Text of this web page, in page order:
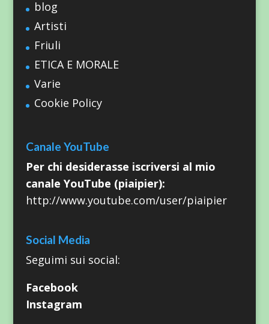
blog
Artisti
Friuli
ETICA E MORALE
Varie
Cookie Policy
Canale YouTube
Per chi desiderasse iscriversi al mio
canale YouTube (piaipier):
http://www.youtube.com/user/piaipier
Social Media
Seguimi sui social:
Facebook
Instagram